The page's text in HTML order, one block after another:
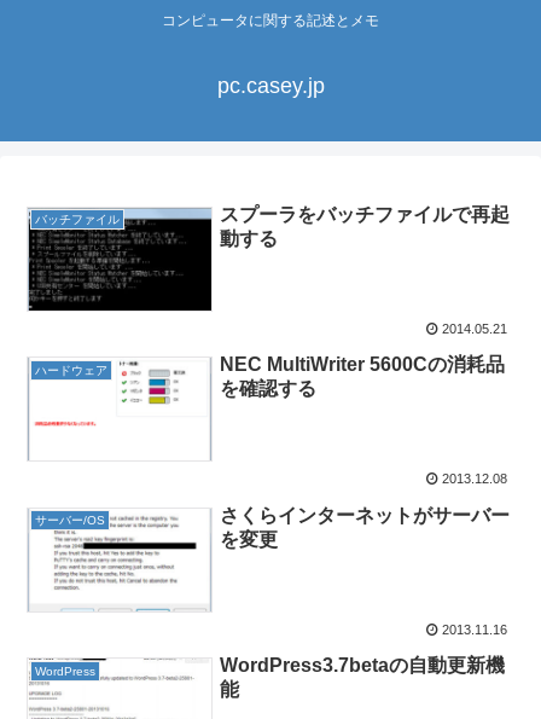
コンピュータに関する記述とメモ
pc.casey.jp
バッチファイル
スプーラをバッチファイルで再起
動する
2014.05.21
ハードウェア
NEC MultiWriter 5600Cの消耗品
を確認する
2013.12.08
サーバー/OS
さくらインターネットがサーバー
を変更
2013.11.16
WordPress
WordPress3.7betaの自動更新機
能